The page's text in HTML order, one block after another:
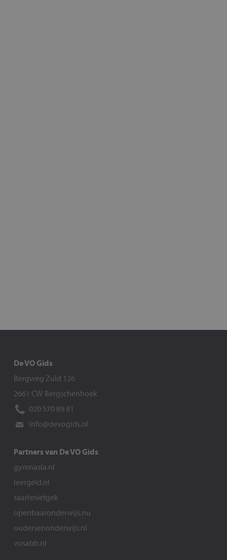
De VO Gids
Bergweg Zuid 126
2661 CW Bergschenhoek
020 570 89 81
info@devogids.nl
Partners van De VO Gids
gymnasia.nl
leergeld.nl
saarisnietgek
openbaaronderwijs.nu
oudersenonderwijs.nl
vosabb.nl